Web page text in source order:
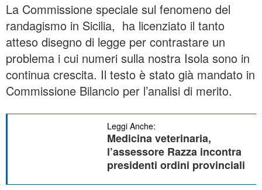
La Commissione speciale sul fenomeno del
randagismo in Sicilia, ha licenziato il tanto
atteso disegno di legge per contrastare un
problema i cui numeri sulla nostra Isola sono in
continua crescita. Il testo è stato già mandato in
Commissione Bilancio per l’analisi di merito.
Leggi Anche:
Medicina veterinaria,
l’assessore Razza incontra
presidenti ordini provinciali